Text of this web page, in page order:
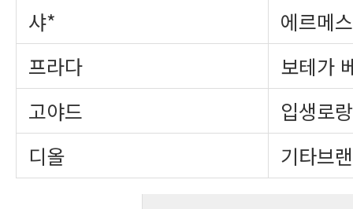
샤*
에르메스
프라다
보테가
고야드
입생로랑
디올
기타브